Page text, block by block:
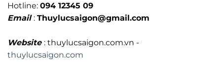
Hotline: 094 12345 09
Email : Thuylucsaigon@gmail.com
Website : thuylucsaigon.com.vn -
thuylucsaigon.com